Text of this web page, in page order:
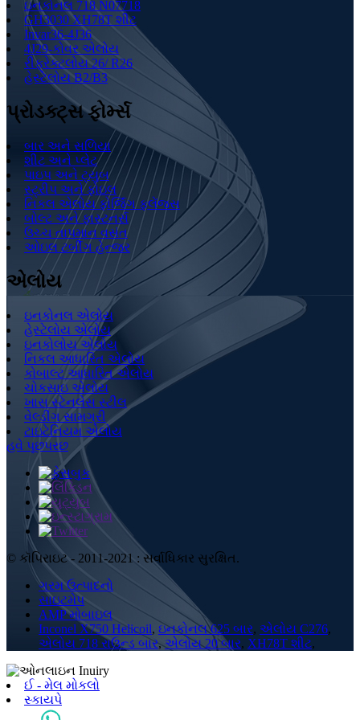
ઇનકોનલ 718 N07718
GH3030 XH78T શીટ
Invar36-4J36
4J29-કોવર એલોય
રીફ્રેક્ટલોય 26/ R26
હેસ્ટેલોય B2/B3
પ્રોડક્ટ્સ ફોર્મ્સ
બાર અને સળિયા
શીટ અને પ્લેટ
પાઇપ અને ટ્યુબ
સ્ટ્રીપ અને ફોઇલ
નિકલ એલોય ફોર્જિંગ ફ્લેંજ્સ
બોલ્ટ અને ફાસ્ટનર્સ
ઉચ્ચ તાપમાન વસંત
ઓઇલ ટર્બીંગ હેન્જર
એલોય
ઇનકોનલ એલોય
હેસ્ટેલોય એલોય
ઇનકોલોય એલોય
નિકલ આધારિત એલોય
કોબાલ્ટ આધારિત એલોય
ચોકસાઇ એલોય
ખાસ સ્ટેનલેસ સ્ટીલ
વેલ્ડીંગ સામગ્રી
ટાઇટેનિયમ એલોય
હવે પૂછપરછ
© કૉપિરાઇટ - 2011-2021 : સર્વાધિકાર સુરક્ષિત.
ગરમ ઉત્પાદનો
સાઇટમેપ
AMP મોબાઇલ
Inconel X750 Helicoil, ઇનકોનલ 625 બાર, એલોય C276,
એલોય 718 રાઉન્ડ બાર,એલોય 20 બાર, XH78T શીટ,
ઈ - મેલ મોકલો
સ્કાયપે